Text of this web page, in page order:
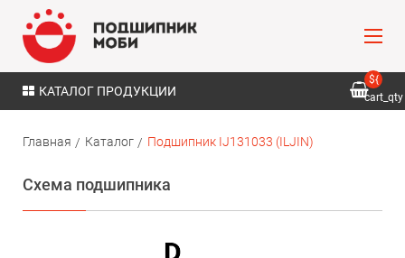
КАТАЛОГ ПРОДУКЦИИ
${
cart_qty
Главная Каталог Подшипник IJ131033 (ILJIN)
Схема подшипника